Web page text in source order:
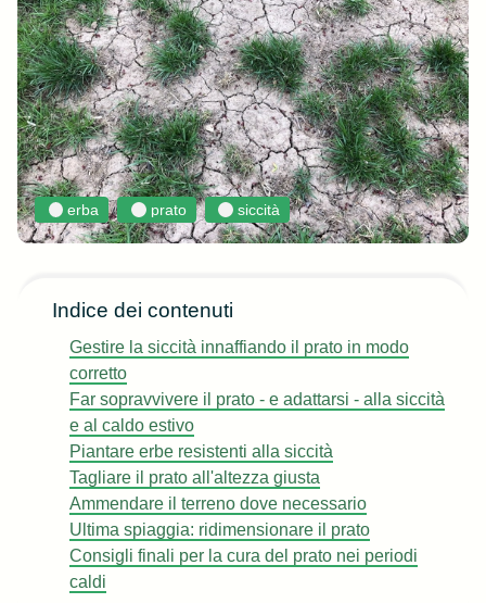
erba prato siccità
Indice dei contenuti
Gestire la siccità innaffiando il prato in modo
corretto
Far sopravvivere il prato - e adattarsi - alla siccità
e al caldo estivo
Piantare erbe resistenti alla siccità
Tagliare il prato all'altezza giusta
Ammendare il terreno dove necessario
Ultima spiaggia: ridimensionare il prato
Consigli finali per la cura del prato nei periodi
caldi